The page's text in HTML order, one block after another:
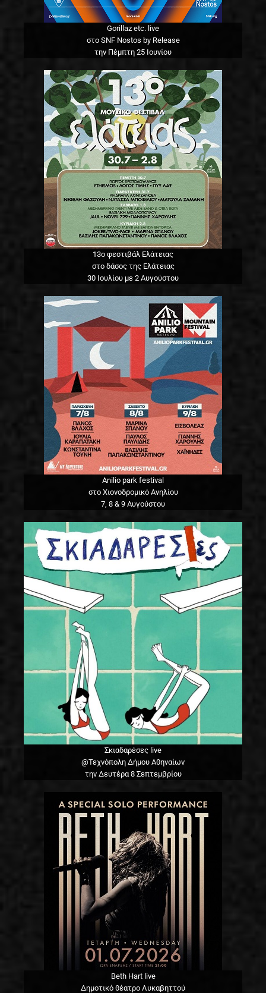
Gorillaz etc. live
στο SNF Nostos by Release
την Πέμπτη 25 Ιουνίου
13o φεστιβάλ Ελάτειας
στο δάσος της Ελάτειας
30 Ιουλίου με 2 Αυγούστου
Anilio park festival
στο Χιονοδρομικό Ανηλίου
7, 8 & 9 Αυγούστου
Σκιαδαρέσες live
@Τεχνόπολη Δήμου Αθηναίων
την Δευτέρα 8 Σεπτεμβρίου
Beth Hart live
Δημοτικό θέατρο Λυκαβηττού